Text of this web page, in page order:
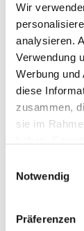
Wir
analysieren.
Verwendung
Werbung
diese
zusammen,
sie im
eines
und ohne
übermitteln,
besteht das
Notwendig
Präferenzen
Bist du
gewinnen:
1 x
KTM